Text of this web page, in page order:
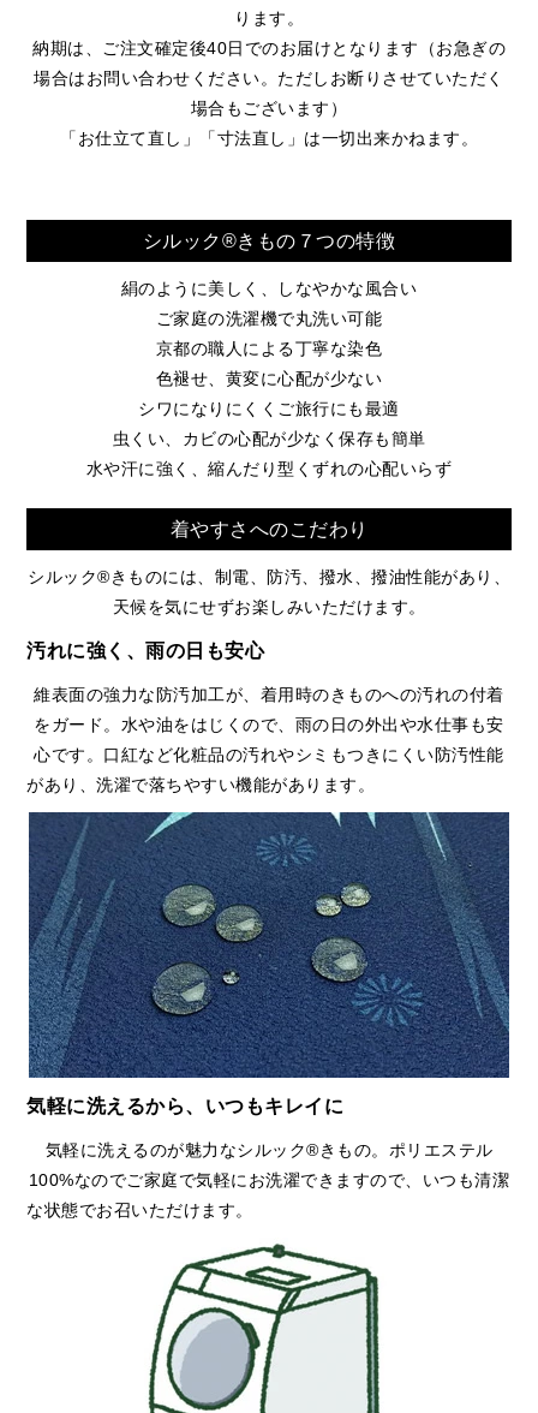
ります。
納期は、ご注文確定後40日でのお届けとなります（お急ぎの
場合はお問い合わせください。ただしお断りさせていただく
場合もございます）
「お仕立て直し」「寸法直し」は一切出来かねます。
シルック®きもの７つの特徴
絹のように美しく、しなやかな風合い
ご家庭の洗濯機で丸洗い可能
京都の職人による丁寧な染色
色褪せ、黄変に心配が少ない
シワになりにくくご旅行にも最適
虫くい、カビの心配が少なく保存も簡単
水や汗に強く、縮んだり型くずれの心配いらず
着やすさへのこだわり
シルック®きものには、制電、防汚、撥水、撥油性能があり、
天候を気にせずお楽しみいただけます。
汚れに強く、雨の日も安心
維表面の強力な防汚加工が、着用時のきものへの汚れの付着
をガード。水や油をはじくので、雨の日の外出や水仕事も安
心です。口紅など化粧品の汚れやシミもつきにくい防汚性能
があり、洗濯で落ちやすい機能があります。
気軽に洗えるから、いつもキレイに
気軽に洗えるのが魅力なシルック®きもの。ポリエステル
100%なのでご家庭で気軽にお洗濯できますので、いつも清潔
な状態でお召いただけます。